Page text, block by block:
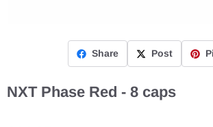
Share Post
NXT Phase Red - 8 caps